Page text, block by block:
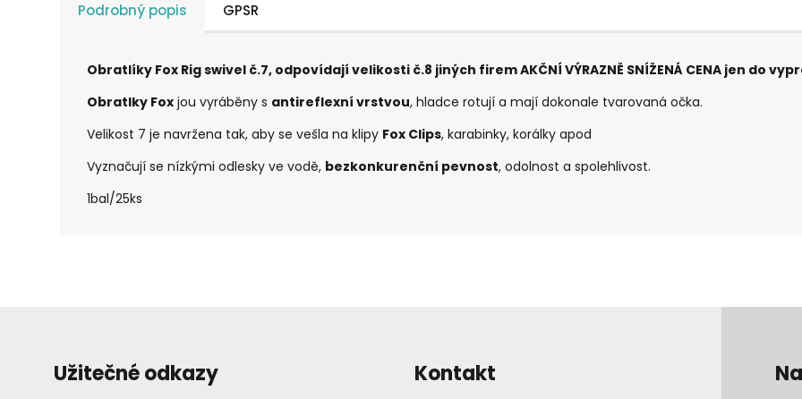
Podrobný popis GPSR
Obratlíky Fox Rig swivel č.7, odpovídají velikosti č.8 jiných firem AKČNÍ VÝRAZNĚ SNÍŽENÁ CENA jen do
Obratlky Fox jou vyráběny s antireflexní vrstvou, hladce rotují a mají dokonale tvarovaná očka.
Velikost 7 je navržena tak, aby se vešla na klipy Fox Clips, karabinky, korálky apod
Vyznačují se nízkými odlesky ve vodě, bezkonkurenční pevnost, odolnost a spolehlivost.
1bal/25ks
Užitečné odkazy Kontakt